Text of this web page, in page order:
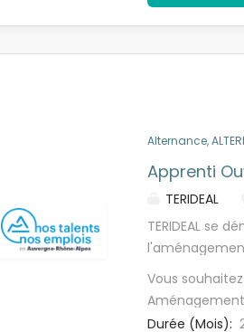
Alternance,
Apprenti
TERIDEAL
TERIDEAL se
chacun.
d'expertise en
de
Vous
Vous êtes
Durée (Mois):